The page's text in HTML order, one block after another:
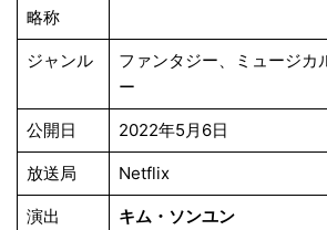
略称
ジャンル
ファンタジー、ミュージカ
ー
公開日 2022年5月6日
放送局 Netflix
演出
キム・ソンユン